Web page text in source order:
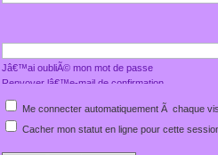
Jâ€™ai oubliÃ© mon mot de passe
Renvoyer lâ€™e-mail de confirmation
Me connecter automatiquement Ã chaque
Cacher mon statut en ligne pour cette